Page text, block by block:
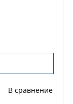
В сравнение